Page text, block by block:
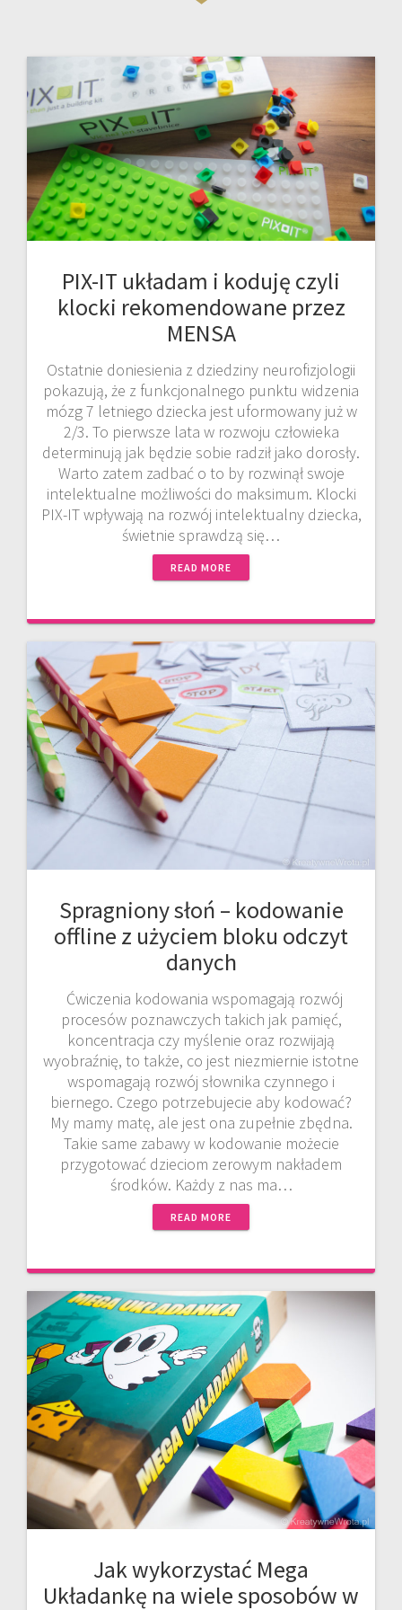
PIX-IT układam i koduję czyli
klocki rekomendowane przez
MENSA
Ostatnie doniesienia z dziedziny neurofizjologii
pokazują, że z funkcjonalnego punktu widzenia
mózg 7 letniego dziecka jest uformowany już w
2/3. To pierwsze lata w rozwoju człowieka
determinują jak będzie sobie radził jako dorosły.
Warto zatem zadbać o to by rozwinął swoje
intelektualne możliwości do maksimum. Klocki
PIX-IT wpływają na rozwój intelektualny dziecka,
świetnie sprawdzą się…
READ MORE
Spragniony słoń – kodowanie
offline z użyciem bloku odczyt
danych
Ćwiczenia kodowania wspomagają rozwój
procesów poznawczych takich jak pamięć,
koncentracja czy myślenie oraz rozwijają
wyobraźnię, to także, co jest niezmiernie istotne
wspomagają rozwój słownika czynnego i
biernego. Czego potrzebujecie aby kodować?
My mamy matę, ale jest ona zupełnie zbędna.
Takie same zabawy w kodowanie możecie
przygotować dzieciom zerowym nakładem
środków. Każdy z nas ma…
READ MORE
Jak wykorzystać Mega
Układankę na wiele sposobów w